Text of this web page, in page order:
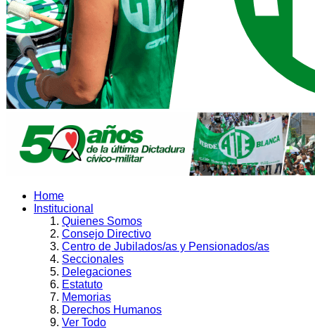
Home
Institucional
Quienes Somos
Consejo Directivo
Centro de Jubilados/as y Pensionados/as
Seccionales
Delegaciones
Estatuto
Memorias
Derechos Humanos
Ver Todo